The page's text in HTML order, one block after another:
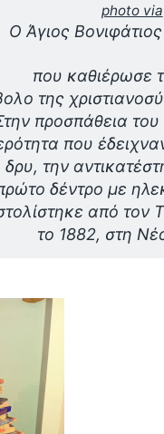
photo via
Ο Άγιος
που καθιέρωσε
της
προσπάθεια
που
δρυ, την
δέντρο με
από τον
το 1882, στη